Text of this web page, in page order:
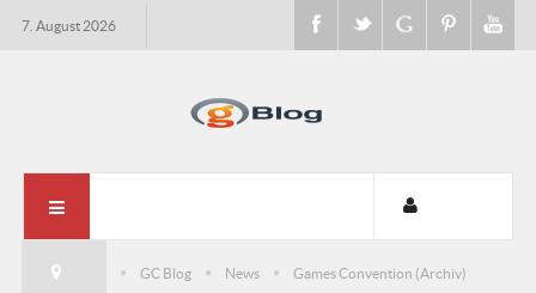
7. August 2026
GC Blog News Games Convention (Archiv)